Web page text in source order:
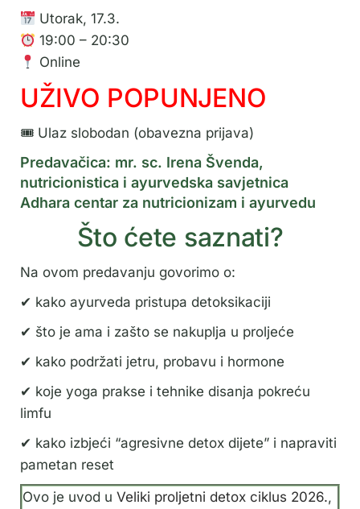
Utorak, 17.3.
19:00 – 20:30
Online
UŽIVO POPUNJENO
🎟 Ulaz slobodan (obavezna prijava)
Predavačica: mr. sc. Irena Švenda,
nutricionistica i ayurvedska savjetnica
Adhara centar za nutricionizam i ayurvedu
Što ćete saznati?
Na ovom predavanju govorimo o:
✔ kako ayurveda pristupa detoksikaciji
✔ što je ama i zašto se nakuplja u proljeće
✔ kako podržati jetru, probavu i hormone
✔ koje yoga prakse i tehnike disanja pokreću
limfu
✔ kako izbjeći “agresivne detox dijete” i napraviti
pametan reset
Ovo je uvod u Veliki proljetni detox ciklus 2026.,